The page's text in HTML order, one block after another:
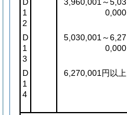
1
2
0,000
D
1
3
5,030,001～6,27
0,000
D
1
4
6,270,001円以上